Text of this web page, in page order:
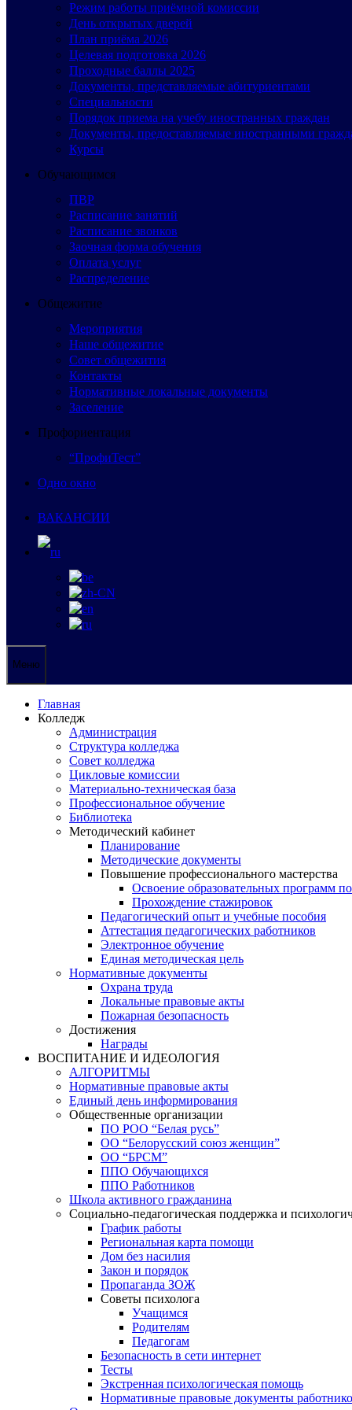
Режим работы приёмной комиссии
День открытых дверей
План приёма 2026
Целевая подготовка 2026
Проходные баллы 2025
Документы, представляемые абитуриентами
Специальности
Порядок приема на учебу иностранных граждан
Документы, предоставляемые иностранными
Курсы
Обучающимся
ПВР
Расписание занятий
Расписание звонков
Заочная форма обучения
Оплата услуг
Распределение
Общежитие
Мероприятия
Наше общежитие
Совет общежития
Контакты
Нормативные локальные документы
Заселение
Профориентация
“ПрофиТест”
Одно окно
ВАКАНСИИ
Меню
Главная
Колледж
Администрация
Структура колледжа
Совет колледжа
Цикловые комиссии
Материально-техническая база
Профессиональное обучение
Библиотека
Методический кабинет
Планирование
Методические документы
Повышение профессионального мастерства
Освоение образовательных программ
Прохождение стажировок
Педагогический опыт и учебные пособия
Аттестация педагогических работников
Электронное обучение
Единая методическая цель
Нормативные документы
Охрана труда
Локальные правовые акты
Пожарная безопасность
Достижения
Награды
ВОСПИТАНИЕ И ИДЕОЛОГИЯ
АЛГОРИТМЫ
Нормативные правовые акты
Единый день информирования
Общественные организации
ПО РОО “Белая русь”
ОО “Белорусский союз женщин”
ОО “БРСМ”
ППО Обучающихся
ППО Работников
Школа активного гражданина
Социально-педагогическая поддержка и
График работы
Региональная карта помощи
Дом без насилия
Закон и порядок
Пропаганда ЗОЖ
Советы психолога
Учащимся
Родителям
Педагогам
Безопасность в сети интернет
Тесты
Экстренная психологическая помощь
Нормативные правовые документы